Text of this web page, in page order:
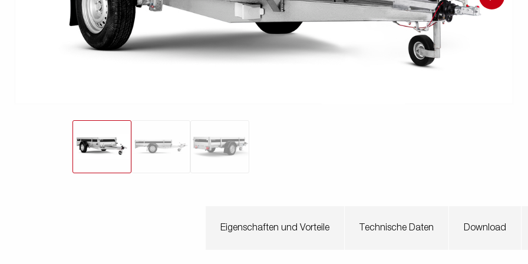
Elektrik &
Beleuchtung
Kasten &
Laubgitteraufsatz
Stützrad Ladezubehör Laderampe Stützbein
freunden
Wenden mit einem Anhänger
Der richtige Reifendruck
Deine Checkliste vor Fahrantritt
Anschlussplan
Eigenschaften und Vorteile Technische Daten Download